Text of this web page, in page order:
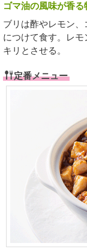
ゴマ油の風味が香る
ブリは酢やレモン
につけて食す。レ
キリとさせる。
定番メニュー